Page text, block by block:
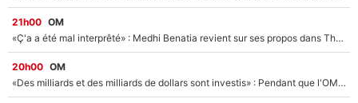
21h00 OM
«Ç'a a été mal interprêté» : Medhi Benatia revient sur ses propos dans The Bridge et précise ses conditions pour rejoindre le PSG !
20h00 OM
«Des milliards et des milliards de dollars sont investis» : Pendant que l'OM est en pleine crise financière, Frank McCourt lance un nouveau projet à 260M€ !